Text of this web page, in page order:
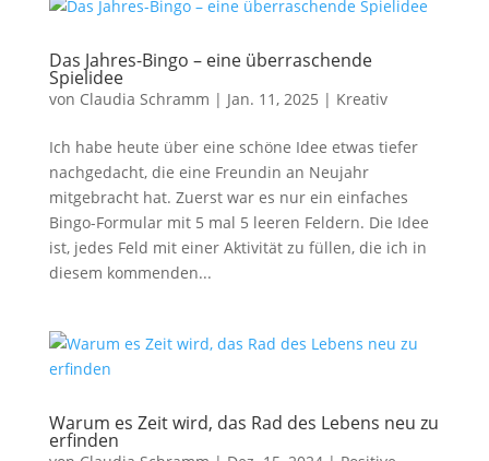
Das Jahres-Bingo – eine überraschende
Spielidee
von Claudia Schramm | Jan. 11, 2025 | Kreativ
Ich habe heute über eine schöne Idee etwas tiefer
nachgedacht, die eine Freundin an Neujahr
mitgebracht hat. Zuerst war es nur ein einfaches
Bingo-Formular mit 5 mal 5 leeren Feldern. Die Idee
ist, jedes Feld mit einer Aktivität zu füllen, die ich in
diesem kommenden...
Warum es Zeit wird, das Rad des Lebens neu zu
erfinden